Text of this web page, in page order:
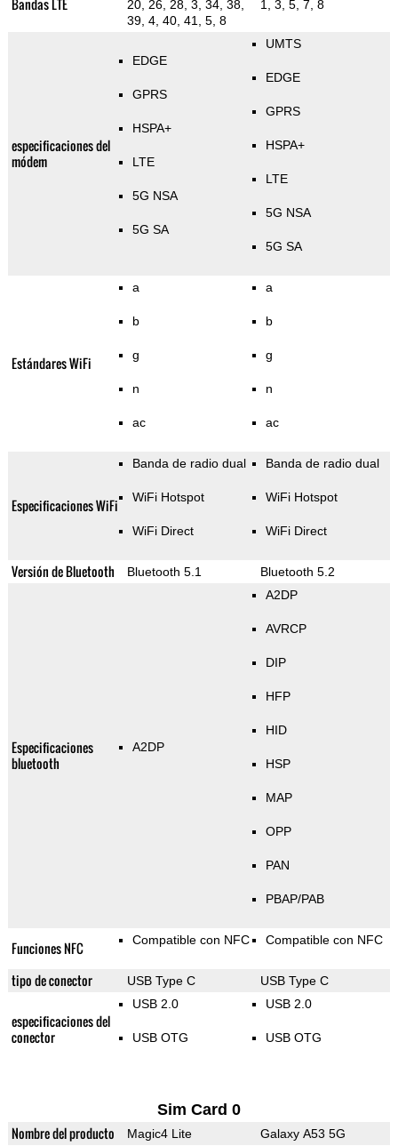
Bandas LTE
20, 26, 28, 3, 34, 38,
39, 4, 40, 41, 5, 8
1, 3, 5, 7, 8
especificaciones del
módem
EDGE
GPRS
HSPA+
LTE
5G NSA
5G SA
UMTS
EDGE
GPRS
HSPA+
LTE
5G NSA
5G SA
Estándares WiFi
a
b
g
n
ac
a
b
g
n
ac
Especificaciones WiFi
Banda de radio dual
WiFi Hotspot
WiFi Direct
Banda de radio dual
WiFi Hotspot
WiFi Direct
Versión de Bluetooth Bluetooth 5.1 Bluetooth 5.2
Especificaciones
bluetooth
A2DP
A2DP
AVRCP
DIP
HFP
HID
HSP
MAP
OPP
PAN
PBAP/PAB
Funciones NFC Compatible con NFC Compatible con NFC
tipo de conector USB Type C USB Type C
especificaciones del
conector
USB 2.0
USB OTG
USB 2.0
USB OTG
Sim Card 0
Nombre del producto Magic4 Lite Galaxy A53 5G